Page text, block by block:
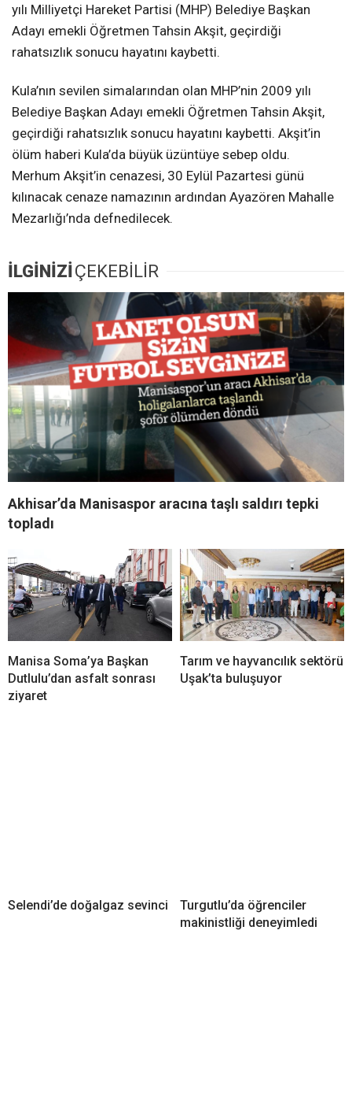
yılı Milliyetçi Hareket Partisi (MHP) Belediye Başkan
Adayı emekli Öğretmen Tahsin Akşit, geçirdiği
rahatsızlık sonucu hayatını kaybetti.
Kula’nın sevilen simalarından olan MHP’nin 2009 yılı
Belediye Başkan Adayı emekli Öğretmen Tahsin Akşit,
geçirdiği rahatsızlık sonucu hayatını kaybetti. Akşit’in
ölüm haberi Kula’da büyük üzüntüye sebep oldu.
Merhum Akşit’in cenazesi, 30 Eylül Pazartesi günü
kılınacak cenaze namazının ardından Ayazören Mahalle
Mezarlığı’nda defnedilecek.
İLGİNİZİÇEKEBİLİR
Akhisar’da Manisaspor aracına taşlı saldırı tepki
topladı
Manisa Soma’ya Başkan
Dutlulu’dan asfalt sonrası
ziyaret
Tarım ve hayvancılık sektörü
Uşak’ta buluşuyor
Selendi’de doğalgaz sevinci
Turgutlu’da öğrenciler
makinistliği deneyimledi